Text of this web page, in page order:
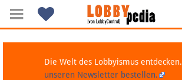
Die Welt des Lobbyismus entdecken.
unseren Newsletter bestellen.